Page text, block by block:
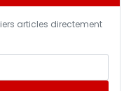
articles directement